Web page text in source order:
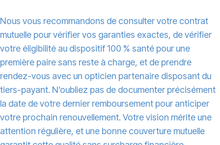
Nous vous recommandons de consulter votre contrat
mutuelle pour vérifier vos garanties exactes, de vérifier
votre éligibilité au dispositif 100 % santé pour une
première paire sans reste à charge, et de prendre
rendez-vous avec un opticien partenaire disposant du
tiers-payant. N’oubliez pas de documenter précisément
la date de votre dernier remboursement pour anticiper
votre prochain renouvellement. Votre vision mérite une
attention régulière, et une bonne couverture mutuelle